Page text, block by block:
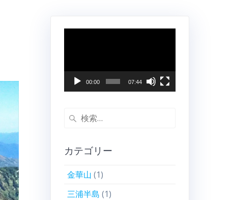
レ
ヤ
00:00 07:44
検
カテゴリー
金華山 (1)
三浦半島 (1)